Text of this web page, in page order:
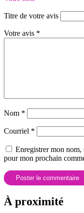
Titre de votre avis
Votre avis *
Nom *
Courriel *
Enregistrer mon nom,
pour mon prochain
À proximité